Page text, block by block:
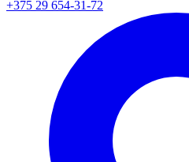
+375 29 654-31-72